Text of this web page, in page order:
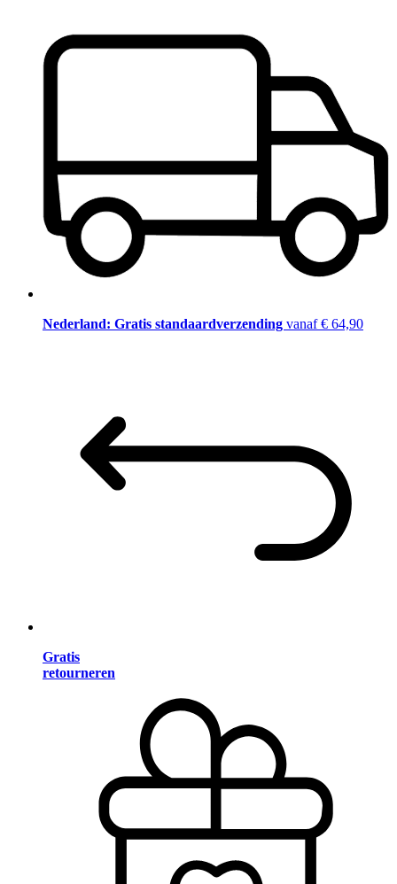
Nederland: Gratis standaardverzending vanaf € 64,90
Gratis
retourneren